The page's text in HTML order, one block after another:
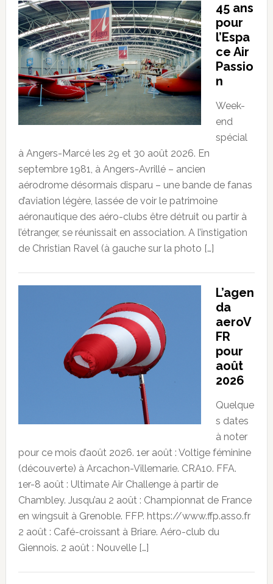
45 ans
pour
l’Espa
ce Air
Passio
n
Week-
end
spécial
à Angers-Marcé les 29 et 30 août 2026. En
septembre 1981, à Angers-Avrillé – ancien
aérodrome désormais disparu – une bande de fanas
d’aviation légère, lassée de voir le patrimoine
aéronautique des aéro-clubs être détruit ou partir à
l’étranger, se réunissait en association. A l’instigation
de Christian Ravel (à gauche sur la photo […]
L’agen
da
aeroV
FR
pour
août
2026
Quelque
s dates
à noter
pour ce mois d’août 2026. 1er août : Voltige féminine
(découverte) à Arcachon-Villemarie. CRA10. FFA.
1er-8 août : Ultimate Air Challenge à partir de
Chambley. Jusqu’au 2 août : Championnat de France
en wingsuit à Grenoble. FFP. https://www.ffp.asso.fr
2 août : Café-croissant à Briare. Aéro-club du
Giennois. 2 août : Nouvelle […]